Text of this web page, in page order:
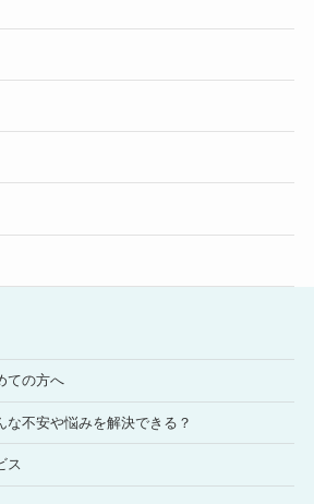
ての方へ
な不安や悩みを解決できる？
ス